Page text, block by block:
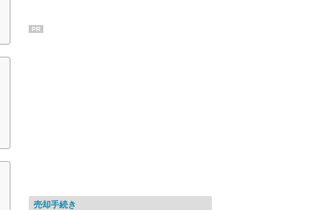
PR
売却手続き